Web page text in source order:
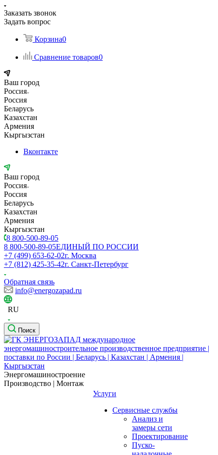
Заказать звонок
Задать вопрос
Корзина0
Сравнение товаров0
Ваш город
Россия
Россия
Беларусь
Казахстан
Армения
Кыргызстан
Вконтакте
Ваш город
Россия
Россия
Беларусь
Казахстан
Армения
Кыргызстан
8 800-500-89-05
8 800-500-89-05ЕДИНЫЙ ПО РОССИИ
+7 (499) 653-62-02г. Москва
+7 (812) 425-35-42г. Санкт-Петербург
Обратная связь
info@energozapad.ru
RU
Поиск
Энергомашиностроение
Производство | Монтаж
Услуги
Сервисные службы
Анализ и
замеры сети
Проектирование
Пуско-